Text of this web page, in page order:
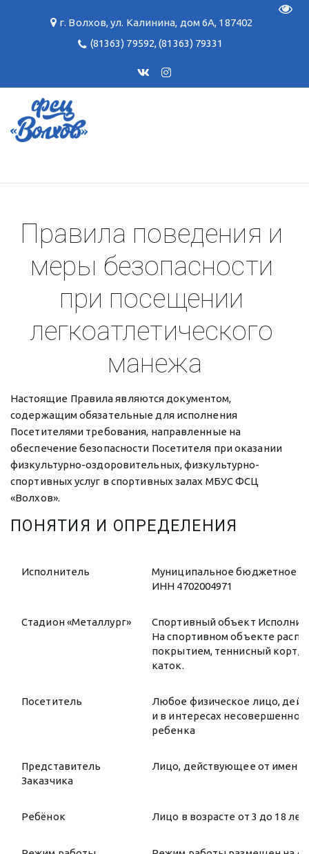
г. Волхов,ул. Калинина, дом 6А, 187402
(81363) 79592,(81363) 79331
Правила поведения и
меры безопасности
при посещении
легкоатлетического
манежа
Настоящие Правила являются документом,
содержащим обязательные для исполнения
Посетителями требования, направленные на
обеспечение безопасности Посетителя при оказании
физкультурно-оздоровительных, физкультурно-
спортивных услуг в спортивных залах МБУС ФСЦ
«Волхов».
ПОНЯТИЯ И ОПРЕДЕЛЕНИЯ
Исполнитель
Муниципальное бюджетное
ИНН 4702004971
Стадион «Металлург»
Спортивный объект
На спортивном объекте
покрытием, теннисный корт,
каток.
Посетитель
Любое физическое лицо,
и в интересах
ребенка
Представитель
Заказчика
Лицо, действующее от имени
Ребёнок Лицо в возрасте от 3 до 18